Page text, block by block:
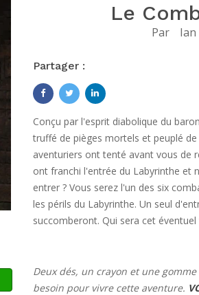
Le
Par
Partager :
Conçu par l'esprit diabolique du baron
truffé de pièges mortels et peuplé
aventuriers ont tenté avant vous de
ont franchi l'entrée du Labyrinthe et
entrer ? Vous serez l'un des six
les périls du Labyrinthe. Un seul
succomberont. Qui sera cet éventuel
Deux dés, un crayon et une
besoin pour vivre cette aventure.